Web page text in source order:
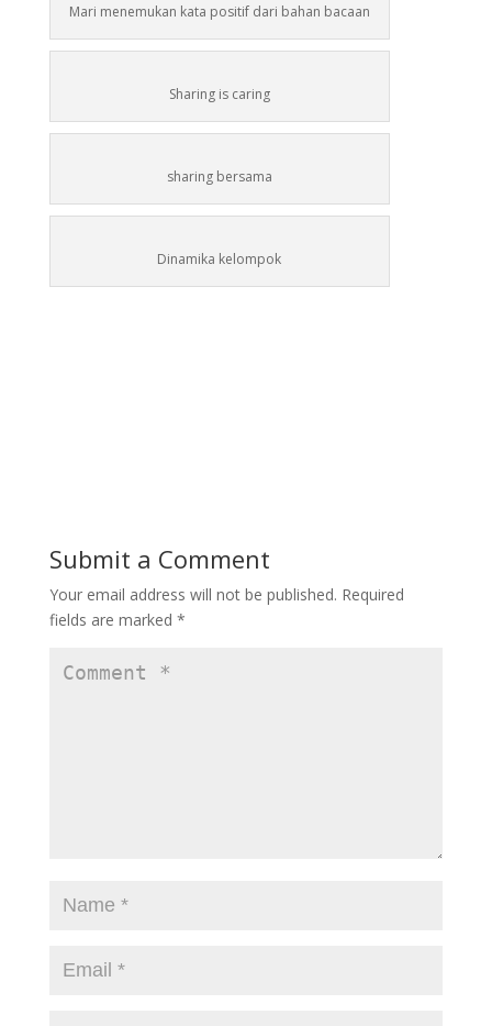
Mari menemukan kata positif dari bahan bacaan
Sharing is caring
sharing bersama
Dinamika kelompok
Submit a Comment
Your email address will not be published. Required
fields are marked *